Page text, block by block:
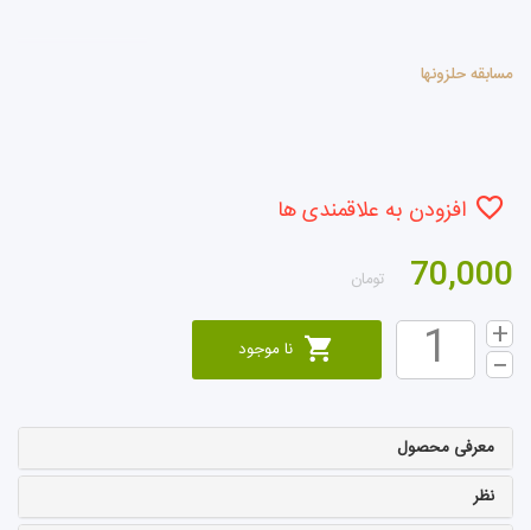
مسابقه حلزونها
افزودن به علاقمندی ها
70,000 تومان
نا موجود
معرفی محصول
نظر